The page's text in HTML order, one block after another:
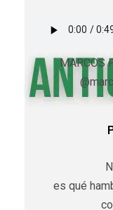
MARCOS
es qué